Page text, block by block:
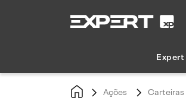
Expert
Ações Carteiras